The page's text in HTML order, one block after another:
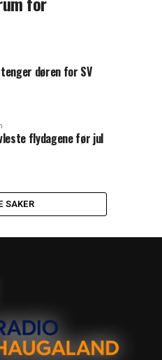
døren for SV
flydagene før jul
SAKER